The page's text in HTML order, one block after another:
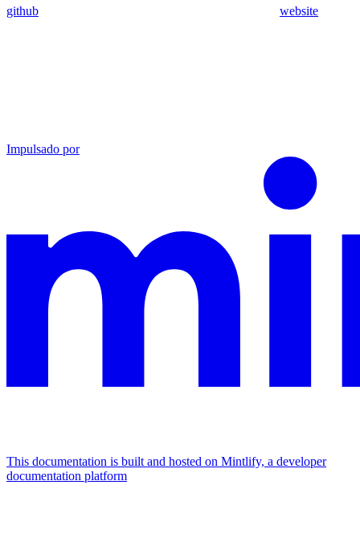
github website
Impulsado por
This documentation is built and hosted on Mintlify, a developer
documentation platform